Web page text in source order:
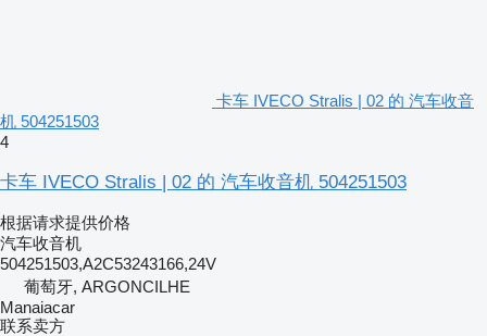
卡车 IVECO Stralis | 02 的 汽车收音
机 504251503
4
卡车 IVECO Stralis | 02 的 汽车收音机 504251503
根据请求提供价格
汽车收音机
504251503,A2C53243166,24V
葡萄牙, ARGONCILHE
Manaiacar
联系卖方